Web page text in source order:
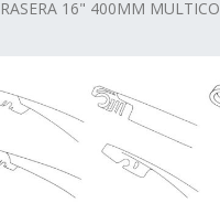
16" 400MM